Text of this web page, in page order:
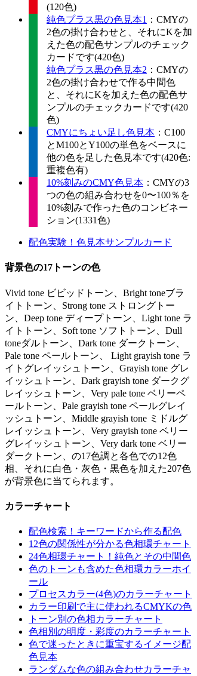
(120色)
純色プラス黒の色見本1 ：CMYの
2色の掛け合わせと、それにKを加
えた色の配色サンプルのチェック
カードです(420色)
純色プラス黒の色見本2 ：CMYの
2色の掛け合わせで作る中間色
と、それにKを加えた色の配色サ
ンプルのチェックカードです(420
色)
CMYにちょい足し色見本 ：C100
とM100とY100の単色をベースに
他の色を足した色見本です(420色:
重複色有)
10%刻みのCMY色見本 ：CMYの3
つの色の組み合わせを0〜100％を
10%刻みで作った色のコンビネー
ション(1331色)
配色実験！色見本サンプルカード
背景色の17トーンの色
Vivid tone ビビッドトーン、Bright toneブラ
イトトーン、Strong tone ストロングトー
ン、Deep tone ディープトーン、Light tone ラ
イトトーン、Soft tone ソフトトーン、Dull
toneダルトーン、Dark tone ダークトーン、
Pale tone ペールトーン、 Light grayish tone ラ
イトグレイッシュトーン、Grayish tone グレ
イッシュトーン、Dark grayish tone ダークグ
レイッシュトーン、Very pale tone ベリーペ
ールトーン、Pale grayish tone ペールグレイ
ッシュトーン、Middle grayish tone ミドルグ
レイッシュトーン、Very grayish tone ベリー
グレイッシュトーン、Very dark tone ベリー
ダークトーン、の17色調と各色での12色
相、それに白色・灰色・黒色を加えた207色
が背景色に当てられます。
カラーチャート
配色検索！キーワードから作る配色
12色の関係性が分かる色相環チャート
24色相環チャート！純色とその中間色
色のトーンも含めた色相環カラーホイ
ール
プロセスカラー(4色)のカラーチャート
カラー印刷で主に使われるCMYKの色
トーン別の色相カラーチャート
色相別の明度・彩度のカラーチャート
色で迷ったときに重宝するイメージ配
色見本
ランダムな色の組み合わせカラーチャ